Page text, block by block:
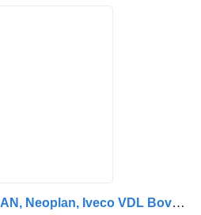
Mercedes-Benz Setra MAN, Neoplan, Iveco VDL Bova auf otobüs için ZF 8098955777 direksiyon rafı